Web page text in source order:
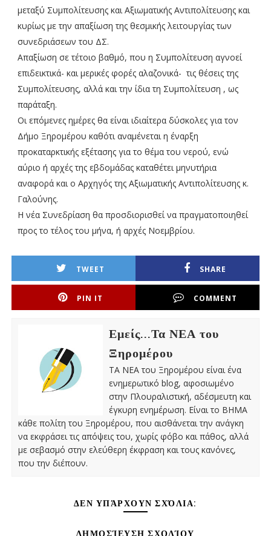
μεταξύ Συμπολίτευσης και Αξιωματικής Αντιπολίτευσης και
κυρίως με την απαξίωση της θεσμικής λειτουργίας των
συνεδριάσεων του ΔΣ.
Απαξίωση σε τέτοιο βαθμό, που η Συμπολίτευση αγνοεί
επιδεικτικά- και μερικές φορές αλαζονικά- τις θέσεις της
Συμπολίτευσης, αλλά και την ίδια τη Συμπολίτευση , ως
παράταξη.
Οι επόμενες ημέρες θα είναι ιδιαίτερα δύσκολες για τον
Δήμο Ξηρομέρου καθότι αναμένεται η έναρξη
προκαταρκτικής εξέτασης για το θέμα του νερού, ενώ
αύριο ή αρχές της εβδομάδας καταθέτει μηνυτήρια
αναφορά και ο Αρχηγός της Αξιωματικής Αντιπολίτευσης κ.
Γαλούνης.
Η νέα Συνεδρίαση θα προσδιορισθεί να πραγματοποιηθεί
προς το τέλος του μήνα, ή αρχές Νοεμβρίου.
TWEET SHARE
PIN IT COMMENT
Εμείς...Τα ΝΕΑ του
Ξηρομέρου
ΤΑ ΝΕΑ του Ξηρομέρου είναι ένα
ενημερωτικό blog, αφοσιωμένο
στην Πλουραλιστική, αδέσμευτη και
έγκυρη ενημέρωση. Είναι το ΒΗΜΑ
κάθε πολίτη του Ξηρομέρου, που αισθάνεται την ανάγκη
να εκφράσει τις απόψεις του, χωρίς φόβο και πάθος, αλλά
με σεβασμό στην ελεύθερη έκφραση και τους κανόνες,
που την διέπουν.
ΔΕΝ ΥΠΆΡΧΟΥΝ ΣΧΌΛΙΑ: